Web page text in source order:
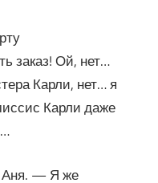
заказ! Ой, нет…
Карли, нет… я
Карли даже
— Я же